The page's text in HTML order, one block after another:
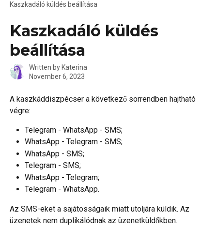
Kaszkadáló küldés beállítása
Kaszkadáló küldés
beállítása
Written by Katerina
November 6, 2023
A kaszkáddiszpécser a következő sorrendben hajtható
végre:
Telegram - WhatsApp - SMS;
WhatsApp - Telegram - SMS;
WhatsApp - SMS;
Telegram - SMS;
WhatsApp - Telegram;
Telegram - WhatsApp.
Az SMS-eket a sajátosságaik miatt utoljára küldik. Az
üzenetek nem duplikálódnak az üzenetküldőkben.